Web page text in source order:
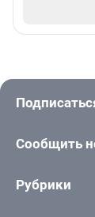
Сообщить
Рубрики